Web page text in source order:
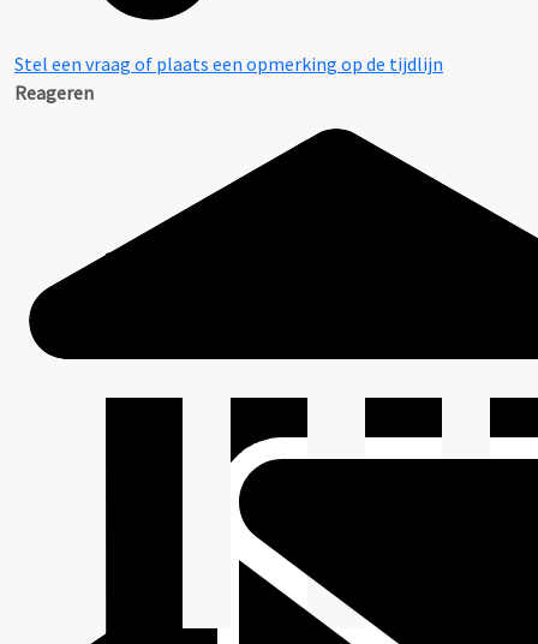
Stel een vraag of plaats een opmerking op de tijdlijn
Reageren